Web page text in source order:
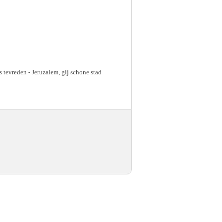
- Jeruzalem, gij schone stad